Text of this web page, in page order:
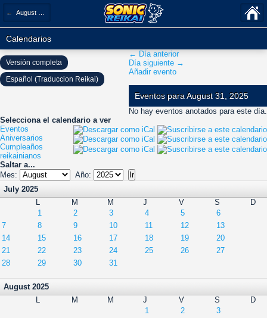
← August 2025
Calendarios
← Día anterior
Día siguiente →
Añadir evento
Eventos para August 31, 2025
No hay eventos anotados para este día.
Selecciona el calendario a ver
Eventos
Aniversarios
Cumpleaños
reikainianos
Saltar a...
Mes:
Año:
July 2025
L
M M J V S
D
1
2 3 4 5
6
7
8 9 10 11 12
13
14
15 16 17 18 19
20
21
22 23 24 25 26
27
28
29 30 31
August 2025
L
M M J V S
D
1
2
3
Versión completa
Español (Traduccion Reikai)